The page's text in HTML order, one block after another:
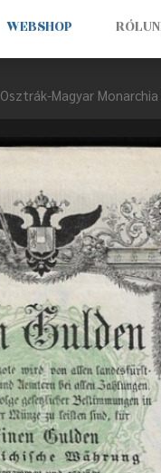
WEBSHOP
Osztrák-Magyar